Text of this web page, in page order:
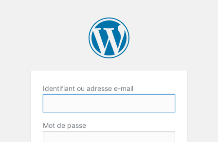
Identifiant ou adresse e-mail
Mot de passe